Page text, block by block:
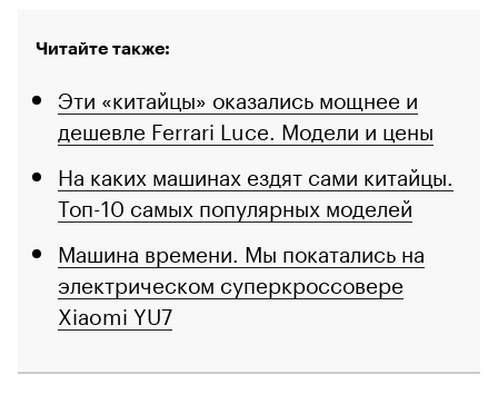
Читайте также:
Эти «китайцы» оказались мощнее и
дешевле Ferrari Luce. Модели и цены
На каких машинах ездят сами китайцы.
Топ-10 самых популярных моделей
Машина времени. Мы покатались на
электрическом суперкроссовере
Xiaomi YU7